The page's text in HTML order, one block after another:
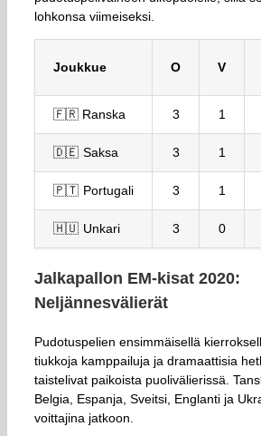
lohkonsa viimeiseksi.
Joukkue O V
🇫🇷 Ranska 3 1
🇩🇪 Saksa 3 1
🇵🇹 Portugali 3 1
🇭🇺 Unkari 3 0
Jalkapallon EM-kisat 2020:
Neljännesvälierät
Pudotuspelien ensimmäisellä
tiukkoja kamppailuja ja dramaattisia
taistelivat paikoista puolivälierissä.
Belgia, Espanja, Sveitsi, Englanti ja
voittajina jatkoon.